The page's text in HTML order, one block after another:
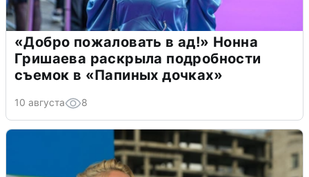
«Добро пожаловать в ад!» Нонна
Гришаева раскрыла подробности
съемок в «Папиных дочках»
10 августа 8